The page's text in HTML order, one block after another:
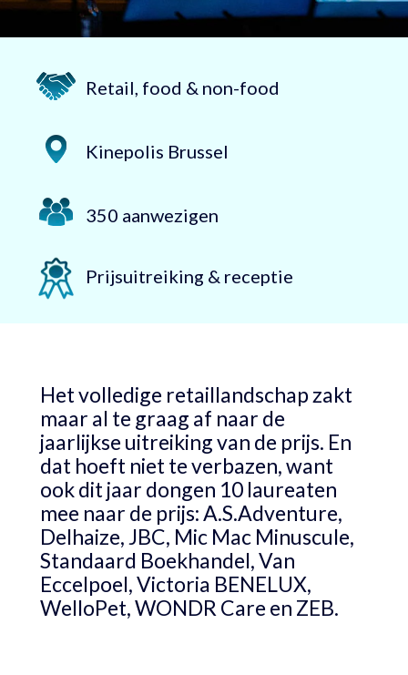
Retail, food & non-food
Kinepolis Brussel
350 aanwezigen
Prijsuitreiking & receptie
Het volledige retaillandschap zakt
maar al te graag af naar de
jaarlijkse uitreiking van de prijs. En
dat hoeft niet te verbazen, want
ook dit jaar dongen 10 laureaten
mee naar de prijs: A.S.Adventure,
Delhaize, JBC, Mic Mac Minuscule,
Standaard Boekhandel, Van
Eccelpoel, Victoria BENELUX,
WelloPet, WONDR Care en ZEB.